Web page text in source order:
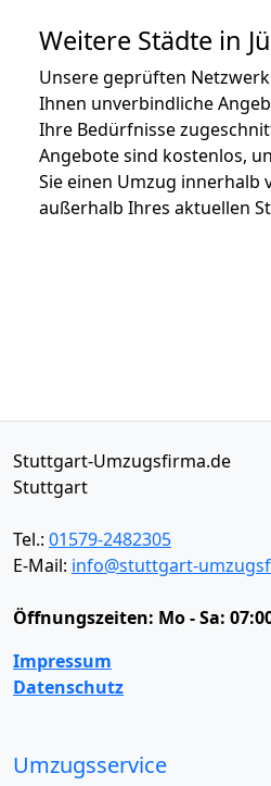
Weitere Städte in
Unsere geprüften
Ihnen unverbindliche
Ihre Bedürfnisse
Angebote sind kostenlos,
Sie einen Umzug innerhalb
außerhalb Ihres aktuellen
Stuttgart-Umzugsfirma.de
Stuttgart
Tel.: 01579-2482305
E-Mail: info@stuttgart-
Öffnungszeiten: Mo - Sa:
Impressum
Datenschutz
Umzugsservice